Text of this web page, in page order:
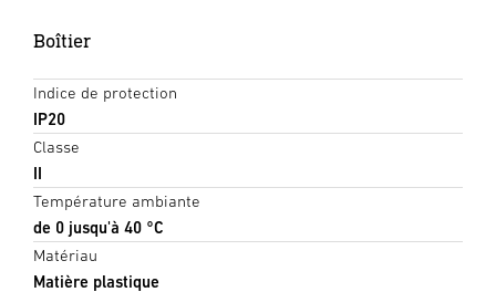
Boîtier
Indice de protection
IP20
Classe
II
Température ambiante
de 0 jusqu'à 40 °C
Matériau
Matière plastique